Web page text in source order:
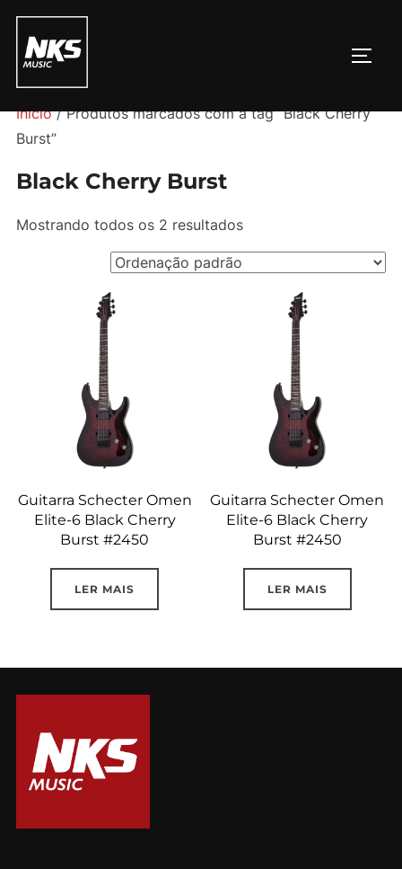
Pular
para
conteúdo
Início/ Produtos marcados com a tag “Black Cherry
Burst”
Black Cherry Burst
Mostrando todos os 2 resultados
Guitarra Schecter Omen
Elite-6 Black Cherry
Burst #2450
LER MAIS
Guitarra Schecter Omen
Elite-6 Black Cherry
Burst #2450
LER MAIS